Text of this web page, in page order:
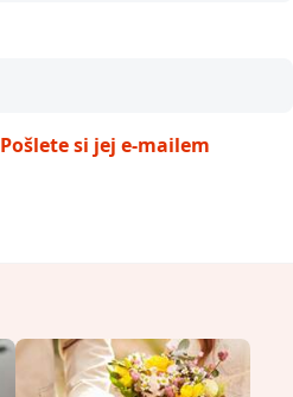
Pošlete si jej e-mailem